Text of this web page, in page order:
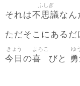
それは不思議
ふしぎ
なん
ただそこにあるだ
今日
きょう
の喜
よろこ
びと
ゆ